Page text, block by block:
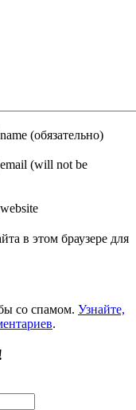
name (обязательно)
email (will not be
website
в этом браузере для
со спамом. Узнайте,
.